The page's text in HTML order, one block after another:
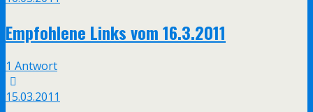
Empfohlene Links vom 16.3.2011
1 Antwort
15.03.2011